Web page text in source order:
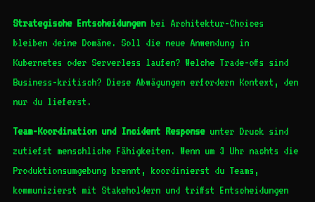
Strategische Entscheidungenbei Architektur-Choices
bleiben deine Domäne. Soll die neue Anwendung in
Kubernetes oder Serverless laufen? Welche Trade-offs sind
Business-kritisch? Diese Abwägungen erfordern Kontext, den
nur du lieferst.
Team-Koordination und Incident Responseunter Druck sind
zutiefst menschliche Fähigkeiten. Wenn um 3 Uhr nachts die
Produktionsumgebung brennt, koordinierst du Teams,
kommunizierst mit Stakeholdern und triffst Entscheidungen